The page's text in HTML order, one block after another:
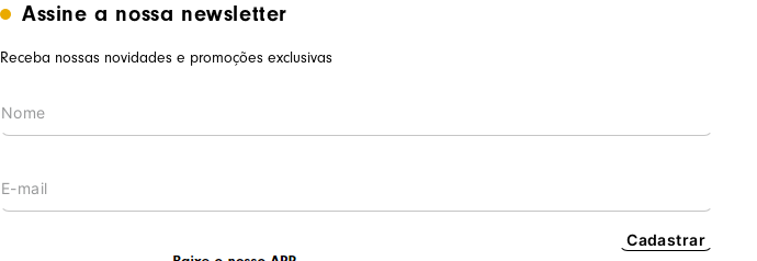
Assine a nossa newsletter
Receba nossas novidades e promoções exclusivas
Cadastrar